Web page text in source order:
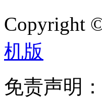
Copyright
机版
免责声明